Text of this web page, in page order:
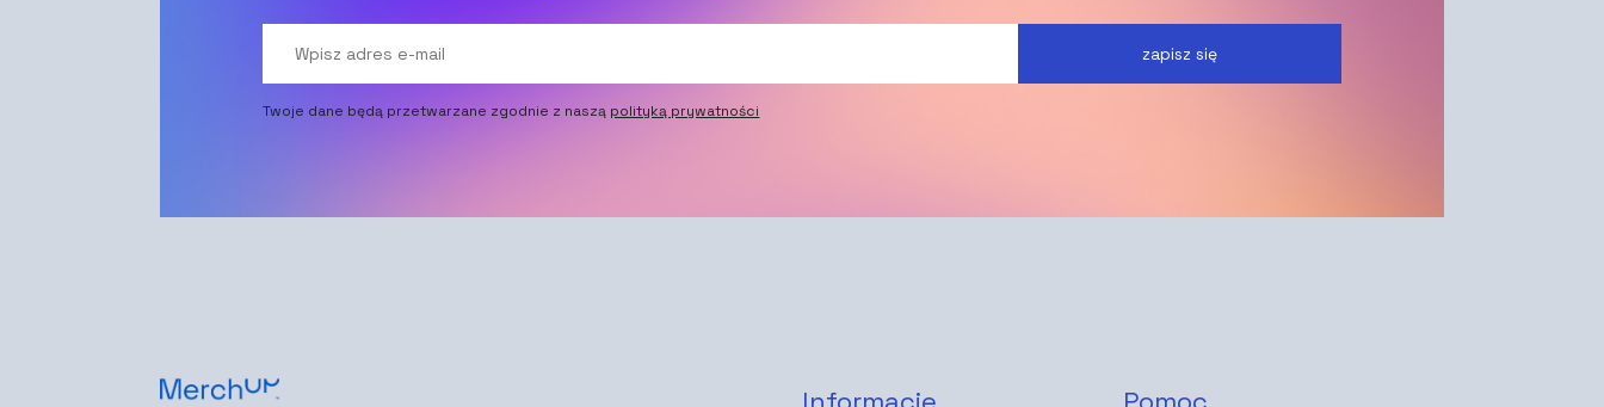
zapisz się
Twoje dane będą przetwarzane zgodnie z naszą polityką prywatności